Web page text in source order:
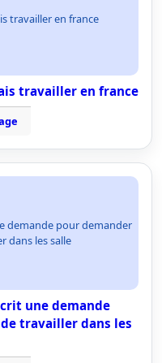
travailler en france
travailler en france
demande pour demander
dans les salle
une demande
travailler dans les